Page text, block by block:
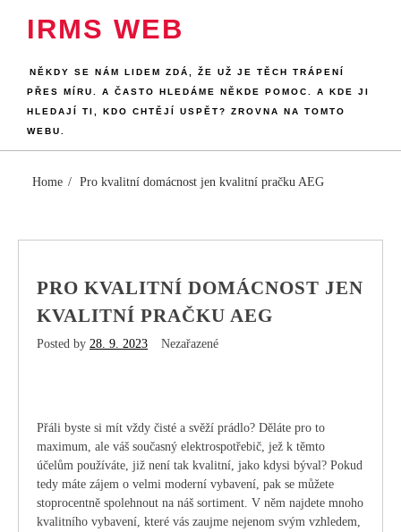
IRMS WEB
NĚKDY SE NÁM LIDEM ZDÁ, ŽE UŽ JE TĚCH TRÁPENÍ
PŘES MÍRU. A ČASTO HLEDÁME NĚKDE POMOC. A KDE JI
HLEDAJÍ TI, KDO CHTĚJÍ USPĚT? ZROVNA NA TOMTO
WEBU.
Home Pro kvalitní domácnost jen kvalitní pračku AEG
PRO KVALITNÍ DOMÁCNOST JEN
KVALITNÍ PRAČKU AEG
Posted by 28. 9. 2023 Nezařazené
Přáli byste si mít vždy čisté a svěží prádlo? Děláte pro to
maximum, ale váš současný elektrospotřebič, jež k těmto
účelům používáte, již není tak kvalitní, jako kdysi býval? Pokud
tedy máte zájem o velmi moderní vybavení, pak se můžete
stoprocentně spolehnout na náš sortiment. V něm najdete mnoho
kvalitního vybavení, které vás zaujme nejenom svým vzhledem,